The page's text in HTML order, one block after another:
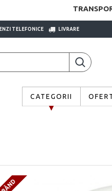
TELEFONICE LIVRARE
CATEGORII